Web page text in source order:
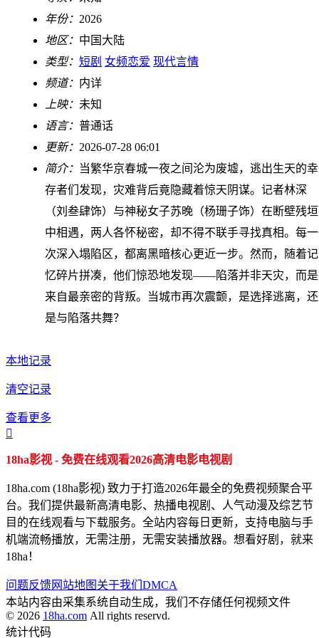
年份： 2026
地区： 中国大陆
类型： 短剧 女频恋爱 现代言情
频道： 内详
上映： 未知
语言： 普通话
更新： 2026-07-28 06:01
简介： 当繁华京春城一夜之间沦为废墟，逃出生天的幸
存者们发现，灾难背后竟隐藏着惊天阴谋。记者林深
（刘叁肆饰）与神秘女子苏晚（杨珊子饰）在断壁残垣
中相遇，两人各怀秘密，却不得不联手寻找真相。每一
次深入塌陷区，都离黑暗核心更近一步。然而，随着记
忆碎片拼凑，他们惊恐地发现——陷落并非天灾，而是
来自最亲密的背叛。当城市再次震颤，是选择逃离，还
是与陷落共舞？
本地记录
清空记录
查看更多

18ha影视 - 免费在线观看2026高清电影电视剧
18ha.com (18ha影视) 致力于打造2026年最全的免费视频聚合平
台。我们提供最新高清电影、热播电视剧、人气动漫及综艺节
目的在线观看与下载服务。全站内容每日更新，支持电脑与手
机端流畅播放，无需注册，无需安装播放器。想看好剧，就来
18ha！
问题反馈网站地图 关于我们 DMCA
本站内容由采集系统自动生成，我们不存储任何视频文件
© 2026 18ha.com All rights reservd.
统计代码